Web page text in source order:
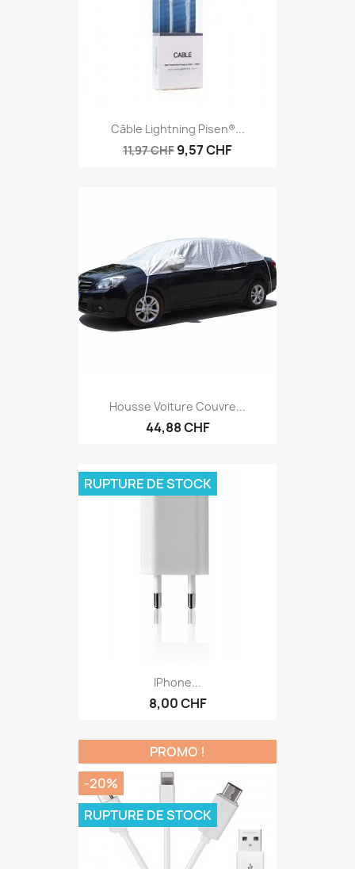
Câble Lightning Pisen®...
11,97 CHF 9,57 CHF
Housse Voiture Couvre...
44,88 CHF
IPhone...
8,00 CHF
RUPTURE DE STOCK
PROMO !
-20%
RUPTURE DE STOCK